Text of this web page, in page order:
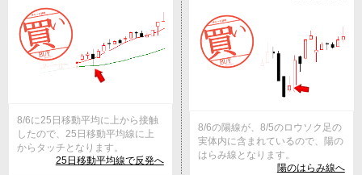
8/6に25日移動平均に上から接触
したので、25日移動平均線に上
からタッチとなります。
25日移動平均線で反発へ
8/6の陽線が、8/5のロウソク足の
実体内に含まれているので、陽の
はらみ線となります。
陽のはらみ線へ